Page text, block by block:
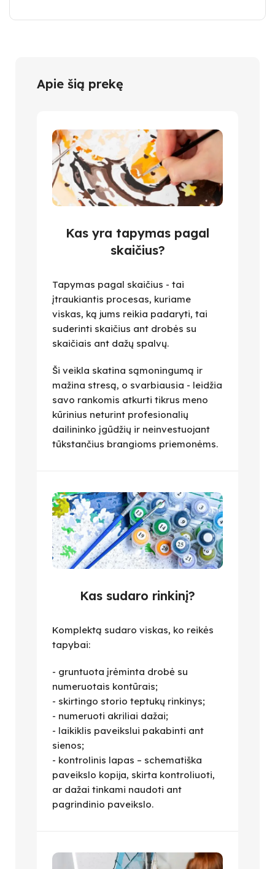
Apie šią prekę
Kas yra tapymas pagal
skaičius?
Tapymas pagal skaičius - tai
įtraukiantis procesas, kuriame
viskas, ką jums reikia padaryti, tai
suderinti skaičius ant drobės su
skaičiais ant dažų spalvų.
Ši veikla skatina sąmoningumą ir
mažina stresą, o svarbiausia - leidžia
savo rankomis atkurti tikrus meno
kūrinius neturint profesionalių
dailininko įgūdžių ir neinvestuojant
tūkstančius brangioms priemonėms.
Kas sudaro rinkinį?
Komplektą sudaro viskas, ko reikės
tapybai:
- gruntuota įrėminta drobė su
numeruotais kontūrais;
- skirtingo storio teptukų rinkinys;
- numeruoti akriliai dažai;
- laikiklis paveikslui pakabinti ant
sienos;
- kontrolinis lapas – schematiška
paveikslo kopija, skirta kontroliuoti,
ar dažai tinkami naudoti ant
pagrindinio paveikslo.